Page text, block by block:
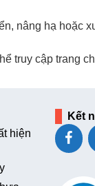
nâng hạ hoặc
truy cập trang
hiện
Kết